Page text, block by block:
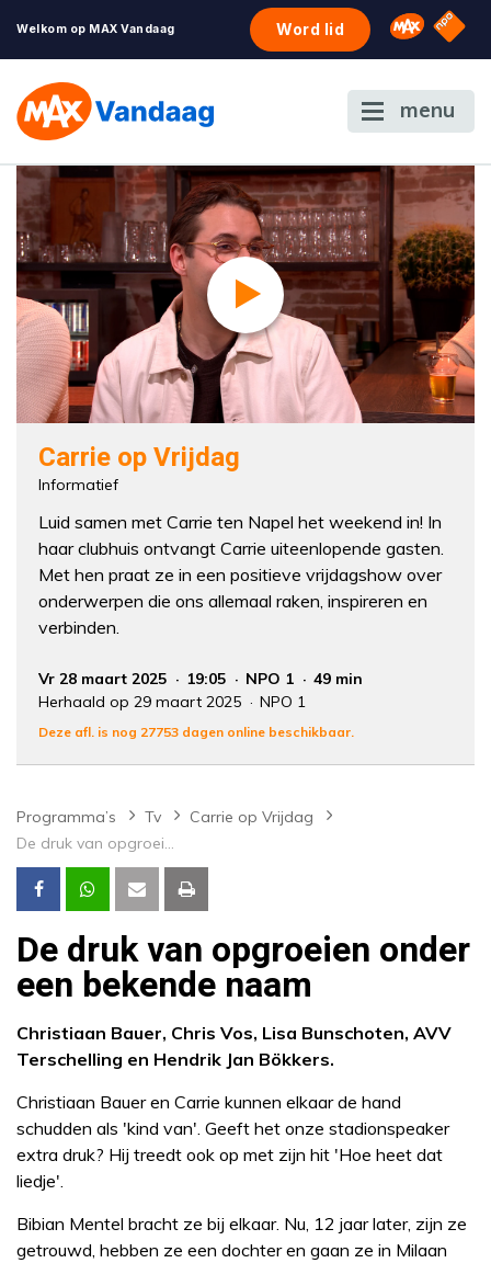
Welkom op MAX Vandaag Word lid Omroep
NPO
menu
Carrie op Vrijdag
Informatief
Luid samen met Carrie ten Napel het weekend in! In
haar clubhuis ontvangt Carrie uiteenlopende gasten.
Met hen praat ze in een positieve vrijdagshow over
onderwerpen die ons allemaal raken, inspireren en
verbinden.
Vr 28 maart 2025 19:05 NPO 1
49 min
Herhaald op 29 maart 2025
NPO 1
Deze afl. is nog 27753 dagen online beschikbaar.
Programma’s Tv
Carrie op Vrijdag
De druk van opgroeien onder een bekende naam
De druk van opgroeien onder
een bekende naam
Christiaan Bauer, Chris Vos, Lisa Bunschoten, AVV
Terschelling en Hendrik Jan Bökkers.
Christiaan Bauer en Carrie kunnen elkaar de hand
schudden als 'kind van'. Geeft het onze stadionspeaker
extra druk? Hij treedt ook op met zijn hit 'Hoe heet dat
liedje'.
Bibian Mentel bracht ze bij elkaar. Nu, 12 jaar later, zijn ze
getrouwd, hebben ze een dochter en gaan ze in Milaan